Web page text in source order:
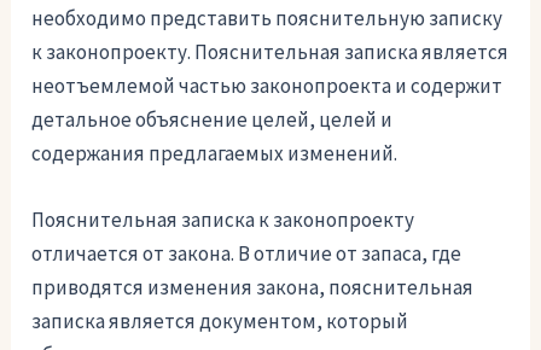
необходимо представить пояснительную записку
к законопроекту. Пояснительная записка является
неотъемлемой частью законопроекта и содержит
детальное объяснение целей, целей и
содержания предлагаемых изменений.
Пояснительная записка к законопроекту
отличается от закона. В отличие от запаса, где
приводятся изменения закона, пояснительная
записка является документом, который